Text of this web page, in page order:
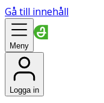
Gå till innehåll
Meny
Logga in